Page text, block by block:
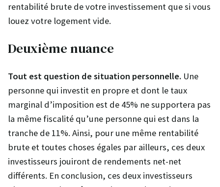
rentabilité brute de votre investissement que si vous
louez votre logement vide.
Deuxième nuance
Tout est question de situation personnelle. Une
personne qui investit en propre et dont le taux
marginal d’imposition est de 45% ne supportera pas
la même fiscalité qu’une personne qui est dans la
tranche de 11%. Ainsi, pour une même rentabilité
brute et toutes choses égales par ailleurs, ces deux
investisseurs jouiront de rendements net-net
différents. En conclusion, ces deux investisseurs